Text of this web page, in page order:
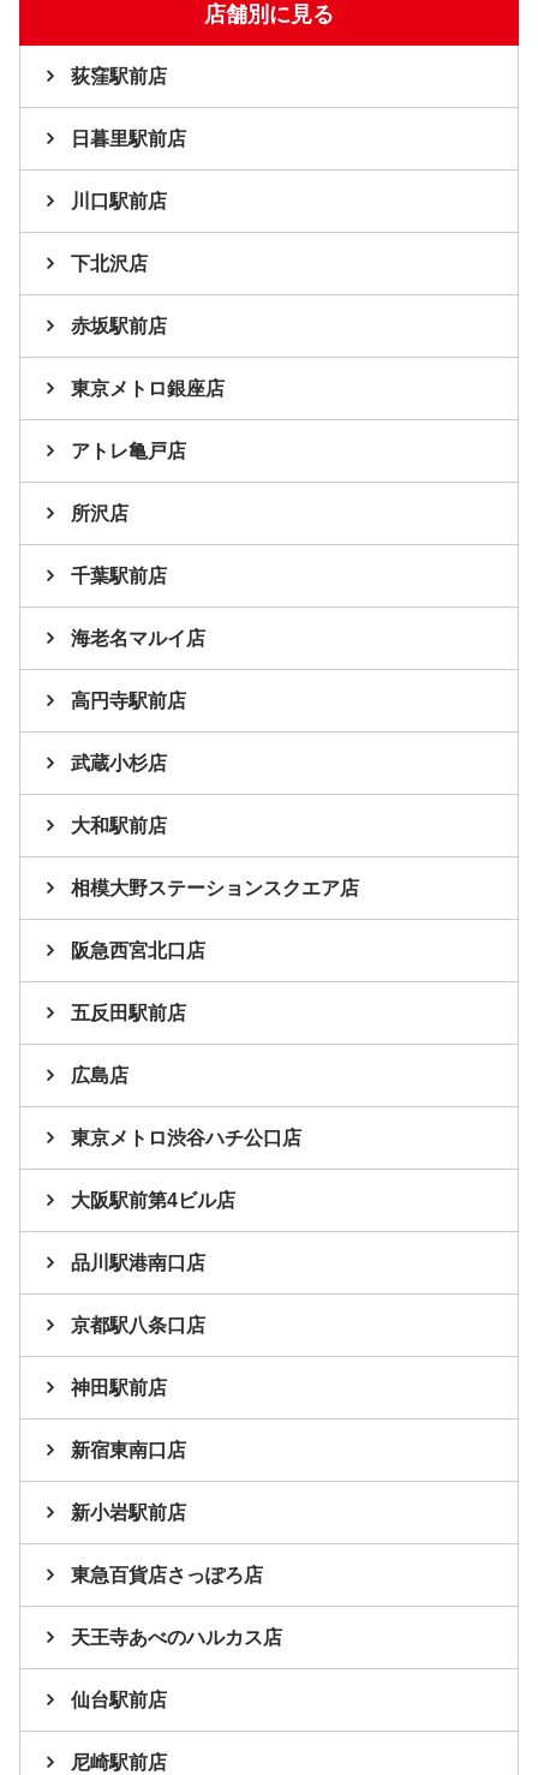
店舗別に見る
荻窪駅前店
日暮里駅前店
川口駅前店
下北沢店
赤坂駅前店
東京メトロ銀座店
アトレ亀戸店
所沢店
千葉駅前店
海老名マルイ店
高円寺駅前店
武蔵小杉店
大和駅前店
相模大野ステーションスクエア店
阪急西宮北口店
五反田駅前店
広島店
東京メトロ渋谷ハチ公口店
大阪駅前第4ビル店
品川駅港南口店
京都駅八条口店
神田駅前店
新宿東南口店
新小岩駅前店
東急百貨店さっぽろ店
天王寺あべのハルカス店
仙台駅前店
尼崎駅前店